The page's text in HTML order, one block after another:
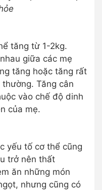
tăng từ 1-2kg.
giữa các mẹ
tăng hoặc tăng rất
Tăng cân
vào chế độ dinh
của mẹ.
yếu tố cơ thể cũng
trở nên thất
ăn những món
nhưng cũng có